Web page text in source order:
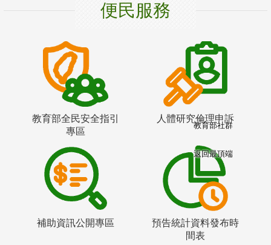
便民服務
教育部全民安全指引
專區
人體研究倫理申訴
補助資訊公開專區
預告統計資料發布時
間表
教育部社群
返回最頂端